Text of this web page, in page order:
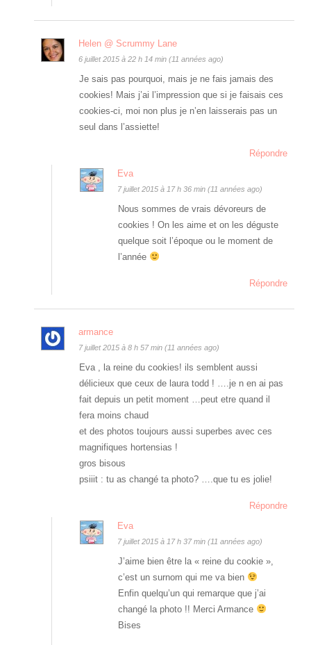
Helen @ Scrummy Lane
6 juillet 2015 à 22 h 14 min (11 années ago)
Je sais pas pourquoi, mais je ne fais jamais des
cookies! Mais j’ai l’impression que si je faisais ces
cookies-ci, moi non plus je n’en laisserais pas un
seul dans l’assiette!
Répondre
Eva
7 juillet 2015 à 17 h 36 min (11 années ago)
Nous sommes de vrais dévoreurs de
cookies ! On les aime et on les déguste
quelque soit l’époque ou le moment de
l’année
Répondre
armance
7 juillet 2015 à 8 h 57 min (11 années ago)
Eva , la reine du cookies! ils semblent aussi
délicieux que ceux de laura todd ! ….je n en ai pas
fait depuis un petit moment …peut etre quand il
fera moins chaud
et des photos toujours aussi superbes avec ces
magnifiques hortensias !
gros bisous
psiiit : tu as changé ta photo? ….que tu es jolie!
Répondre
Eva
7 juillet 2015 à 17 h 37 min (11 années ago)
J’aime bien être la « reine du cookie »,
c’est un surnom qui me va bien
Enfin quelqu’un qui remarque que j’ai
changé la photo !! Merci Armance
Bises